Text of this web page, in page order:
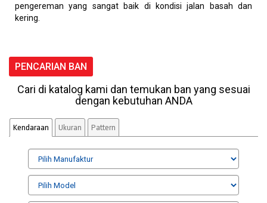
pengereman yang sangat baik di kondisi jalan basah dan
kering.
PENCARIAN BAN
Cari di katalog kami dan temukan ban yang sesuai
dengan kebutuhan ANDA
Kendaraan Ukuran Pattern